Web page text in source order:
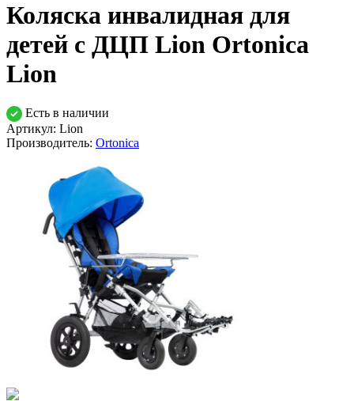
Коляска инвалидная для
детей с ДЦП Lion Ortonica
Lion
Есть в наличии
Артикул: Lion
Производитель: Ortonica